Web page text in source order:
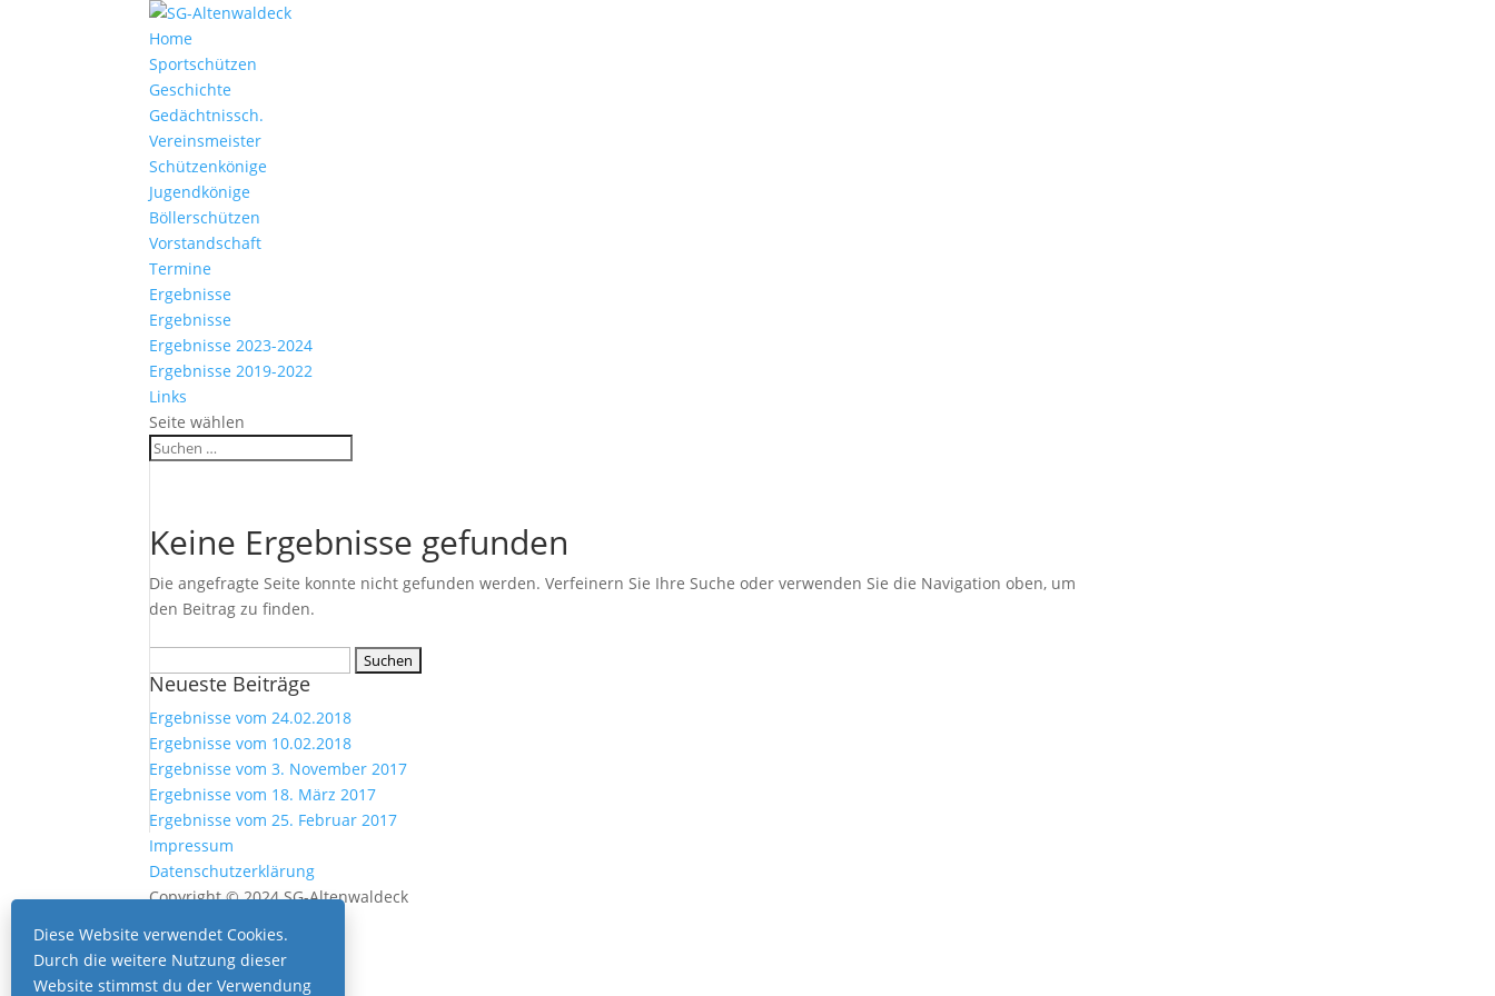
Home
Sportschützen
Geschichte
Gedächtnissch.
Vereinsmeister
Schützenkönige
Jugendkönige
Böllerschützen
Vorstandschaft
Termine
Ergebnisse
Ergebnisse
Ergebnisse 2023-2024
Ergebnisse 2019-2022
Links
Seite wählen
Keine Ergebnisse gefunden
Die angefragte Seite konnte nicht gefunden werden. Verfeinern Sie Ihre Suche oder verwenden Sie die Navigation oben, um
den Beitrag zu finden.
nach:
Neueste Beiträge
Ergebnisse vom 24.02.2018
Ergebnisse vom 10.02.2018
Ergebnisse vom 3. November 2017
Ergebnisse vom 18. März 2017
Ergebnisse vom 25. Februar 2017
Impressum
Datenschutzerklärung
Copyright © 2024 SG-Altenwaldeck
Diese Website verwendet Cookies.
Durch die weitere Nutzung dieser
Website stimmst du der Verwendung